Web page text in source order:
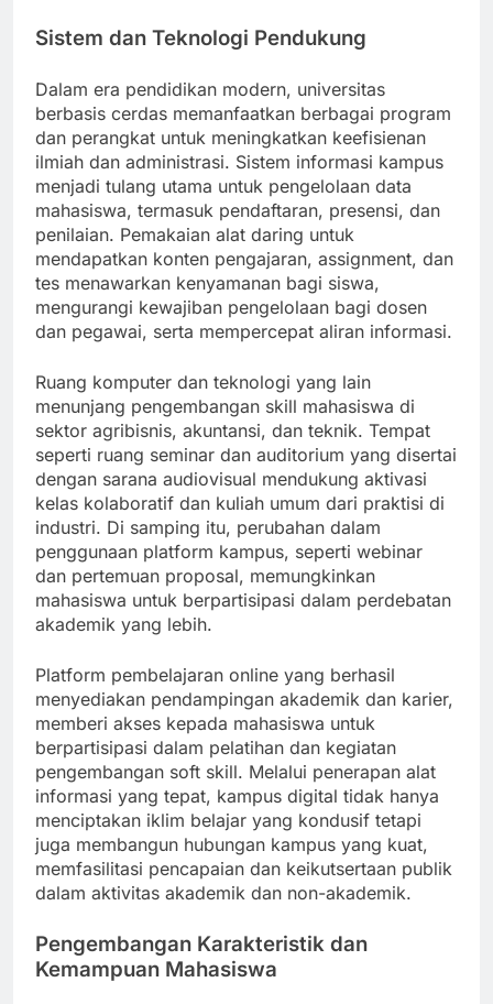
Sistem dan Teknologi Pendukung
Dalam era pendidikan modern, universitas
berbasis cerdas memanfaatkan berbagai program
dan perangkat untuk meningkatkan keefisienan
ilmiah dan administrasi. Sistem informasi kampus
menjadi tulang utama untuk pengelolaan data
mahasiswa, termasuk pendaftaran, presensi, dan
penilaian. Pemakaian alat daring untuk
mendapatkan konten pengajaran, assignment, dan
tes menawarkan kenyamanan bagi siswa,
mengurangi kewajiban pengelolaan bagi dosen
dan pegawai, serta mempercepat aliran informasi.
Ruang komputer dan teknologi yang lain
menunjang pengembangan skill mahasiswa di
sektor agribisnis, akuntansi, dan teknik. Tempat
seperti ruang seminar dan auditorium yang disertai
dengan sarana audiovisual mendukung aktivasi
kelas kolaboratif dan kuliah umum dari praktisi di
industri. Di samping itu, perubahan dalam
penggunaan platform kampus, seperti webinar
dan pertemuan proposal, memungkinkan
mahasiswa untuk berpartisipasi dalam perdebatan
akademik yang lebih.
Platform pembelajaran online yang berhasil
menyediakan pendampingan akademik dan karier,
memberi akses kepada mahasiswa untuk
berpartisipasi dalam pelatihan dan kegiatan
pengembangan soft skill. Melalui penerapan alat
informasi yang tepat, kampus digital tidak hanya
menciptakan iklim belajar yang kondusif tetapi
juga membangun hubungan kampus yang kuat,
memfasilitasi pencapaian dan keikutsertaan publik
dalam aktivitas akademik dan non-akademik.
Pengembangan Karakteristik dan
Kemampuan Mahasiswa